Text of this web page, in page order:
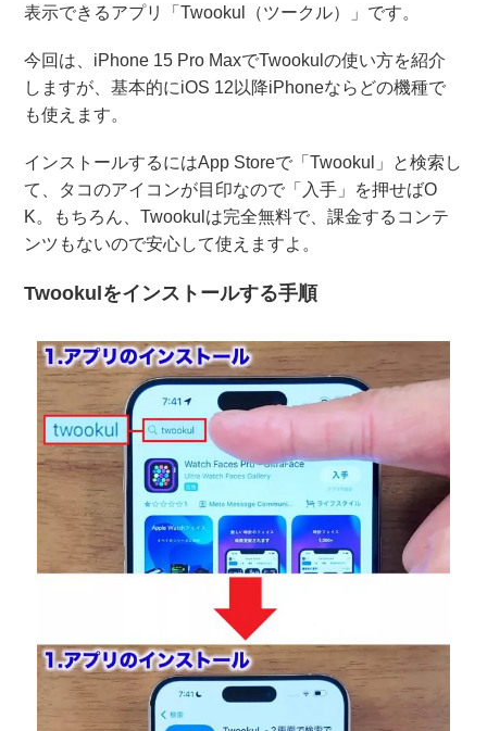
表示できるアプリ「Twookul（ツークル）」です。
今回は、iPhone 15 Pro MaxでTwookulの使い方を紹介
しますが、基本的にiOS 12以降iPhoneならどの機種で
も使えます。
インストールするにはApp Storeで「Twookul」と検索し
て、タコのアイコンが目印なので「入手」を押せばO
K。もちろん、Twookulは完全無料で、課金するコンテ
ンツもないので安心して使えますよ。
Twookulをインストールする手順